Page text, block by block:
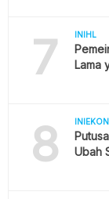
7 INIHL
Lama
8
Ubah